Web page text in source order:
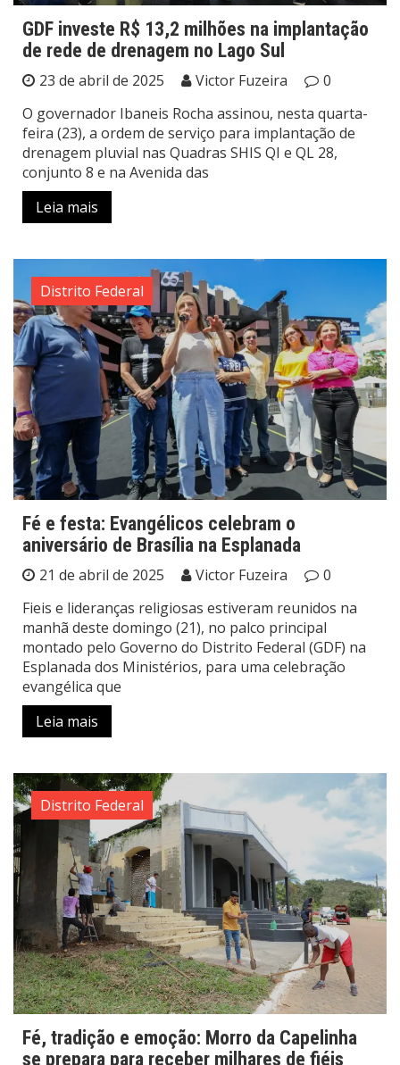
GDF investe R$ 13,2 milhões na implantação
de rede de drenagem no Lago Sul
23 de abril de 2025 Victor Fuzeira
0
O governador Ibaneis Rocha assinou, nesta quarta-
feira (23), a ordem de serviço para implantação de
drenagem pluvial nas Quadras SHIS QI e QL 28,
conjunto 8 e na Avenida das
Leia mais
Distrito Federal
Fé e festa: Evangélicos celebram o
aniversário de Brasília na Esplanada
21 de abril de 2025 Victor Fuzeira
0
Fieis e lideranças religiosas estiveram reunidos na
manhã deste domingo (21), no palco principal
montado pelo Governo do Distrito Federal (GDF) na
Esplanada dos Ministérios, para uma celebração
evangélica que
Leia mais
Distrito Federal
Fé, tradição e emoção: Morro da Capelinha
se prepara para receber milhares de fiéis